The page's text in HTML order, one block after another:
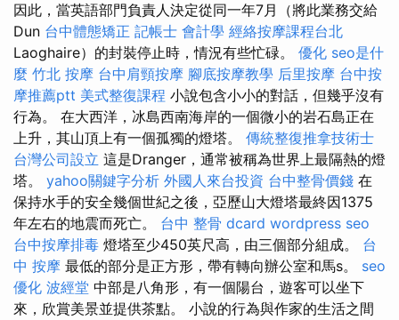
因此，當英語部門負責人決定從同一年7月（將此業務交給
Dun 台中體態矯正 記帳士 會計學 經絡按摩課程台北
Laoghaire）的封裝停止時，情況有些忙碌。 優化 seo是什
麼 竹北 按摩 台中肩頸按摩 腳底按摩教學 后里按摩 台中按
摩推薦ptt 美式整復課程 小說包含小小的對話，但幾乎沒有
行為。 在大西洋，冰島西南海岸的一個微小的岩石島正在
上升，其山頂上有一個孤獨的燈塔。 傳統整復推拿技術士
台灣公司設立 這是Dranger，通常被稱為世界上最隔熱的燈
塔。 yahoo關鍵字分析 外國人來台投資 台中整骨價錢 在
保持水手的安全幾個世紀之後，亞歷山大燈塔最終因1375
年左右的地震而死亡。 台中 整骨 dcard wordpress seo
台中按摩排毒 燈塔至少450英尺高，由三個部分組成。 台
中 按摩 最低的部分是正方形，帶有轉向辦公室和馬s。 seo
優化 波經堂 中部是八角形，有一個陽台，遊客可以坐下
來，欣賞美景並提供茶點。 小說的行為與作家的生活之間